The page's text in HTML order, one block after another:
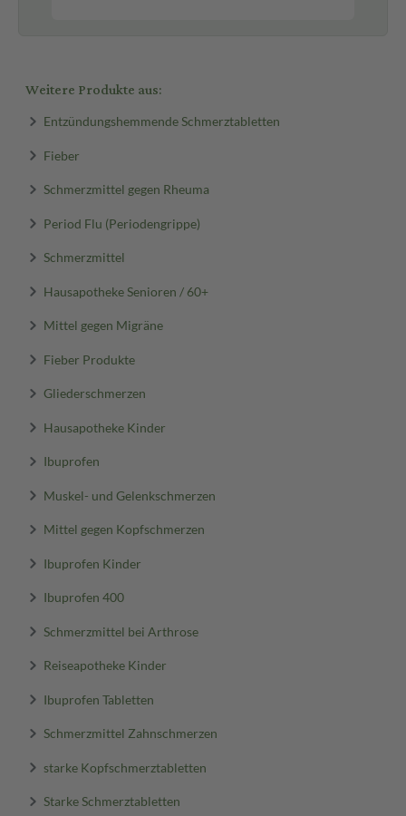
Weitere Produkte aus:
Entzündungshemmende Schmerztabletten
Fieber
Schmerzmittel gegen Rheuma
Period Flu (Periodengrippe)
Schmerzmittel
Hausapotheke Senioren / 60+
Mittel gegen Migräne
Fieber Produkte
Gliederschmerzen
Hausapotheke Kinder
Ibuprofen
Muskel- und Gelenkschmerzen
Mittel gegen Kopfschmerzen
Ibuprofen Kinder
Ibuprofen 400
Schmerzmittel bei Arthrose
Reiseapotheke Kinder
Ibuprofen Tabletten
Schmerzmittel Zahnschmerzen
starke Kopfschmerztabletten
Starke Schmerztabletten